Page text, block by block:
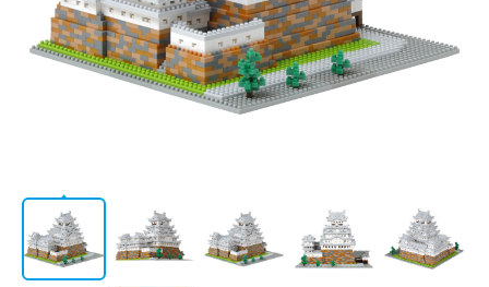
会社情報 JP / EN
STORE
CATALOG